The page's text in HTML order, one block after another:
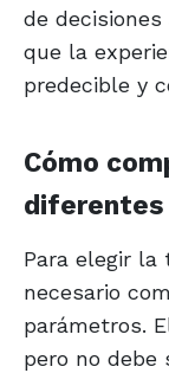
de
que la
predecible y
Cómo
diferentes
Para elegir la
necesario
parámetros.
pero no debe